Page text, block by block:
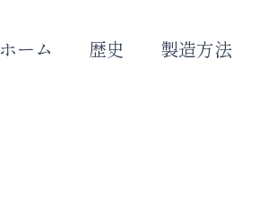
ホーム 歴史 製造方法